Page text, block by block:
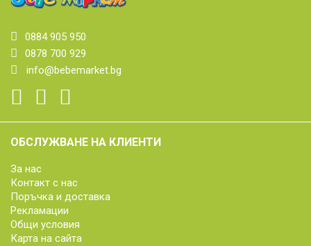
0884 905 950
0878 700 929
info@bebemarket.bg
ОБСЛУЖВАНЕ НА КЛИЕНТИ
За нас
Контакт с нас
Поръчка и доставка
Рекламации
Общи условия
Карта на сайта